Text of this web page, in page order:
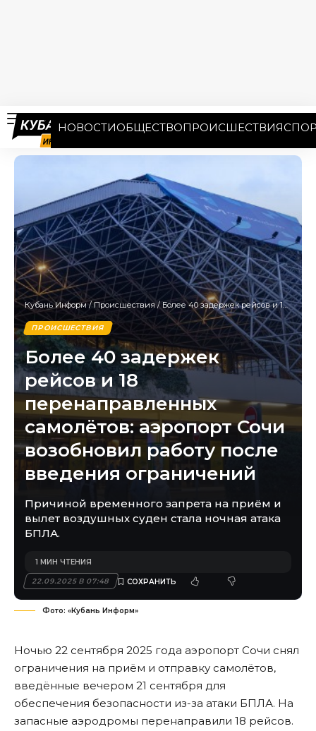
НОВОСТИОБЩЕСТВОПРОИСШЕСТВИЯ
Кубань Информ/Происшествия/ Более 40 задержек рейсов и 18 перенаправленных самолётов: аэропорт Сочи возобновил работу после введения ограничений
ПРОИСШЕСТВИЯ
Более 40 задержек
рейсов и 18
перенаправленных
самолётов: аэропорт Сочи
возобновил работу после
введения ограничений
Причиной временного запрета на приём и
вылет воздушных суден стала ночная атака
БПЛА.
22.09.2025 В 07:48
1 МИН ЧТЕНИЯ
Фото: «Кубань Информ»
Ночью 22 сентября 2025 года аэропорт Сочи снял
ограничения на приём и отправку самолётов,
введённые вечером 21 сентября для
обеспечения безопасности из-за атаки БПЛА. На
запасные аэродромы перенаправили 18 рейсов.